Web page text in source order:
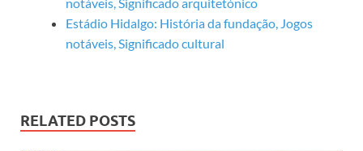
Estádio Hidalgo: História da fundação, Jogos
notáveis, Significado cultural
RELATED POSTS